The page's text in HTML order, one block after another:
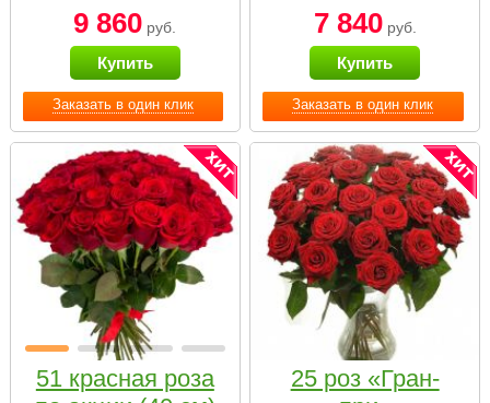
Заказать в один клик
9 860 руб.
Купить
Заказать в один клик
7 840руб.
Купить
51 красная роза
25 роз «Гран-